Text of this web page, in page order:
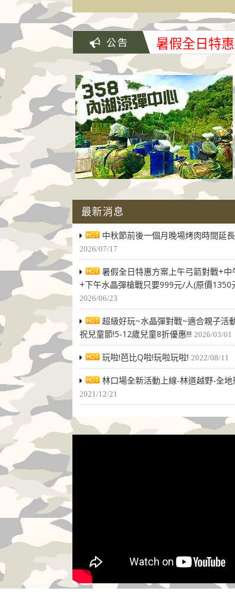
暑假全日特
暑假全日特
最新消息
中秋節前後一個月晚場烤肉時間延
2026/07/17
暑假全日特惠方案上午弓箭對戰+中
+下午水晶彈槍戰只要999元/人(原價1350
2026/06/23
超級好玩~水晶彈對戰~適合親子活
祝兒童節!5-12歲兒童8折優惠!!! 2026/03/01
玩啦!芭比Q啦!玩啦玩啦! 2022/08/11
林口場全新活動上線-林道越野-全
2021/12/21